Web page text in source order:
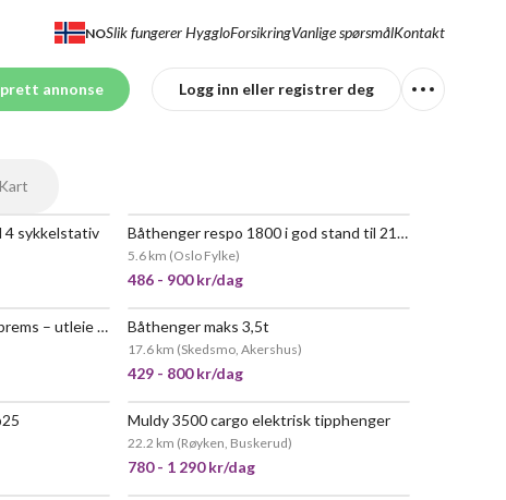
NOSlik fungerer HyggloForsikringVanlige spørsmålKontakt
annonse Logg inn eller registrer deg
Kart
4 sykkelstativ Båthenger respo 1800 i god stand til 21 fot
5.6 km (Oslo Fylke)
486 - 900 kr/dag
Varehenger med tipp og brems – utleie i bærum Båthenger maks 3,5t
17.6 km (Skedsmo, Akershus)
429 - 800 kr/dag
POPULÆR Muldy 3500 cargo elektrisk tipphenger
22.2 km (Røyken, Buskerud)
780 - 1 290 kr/dag